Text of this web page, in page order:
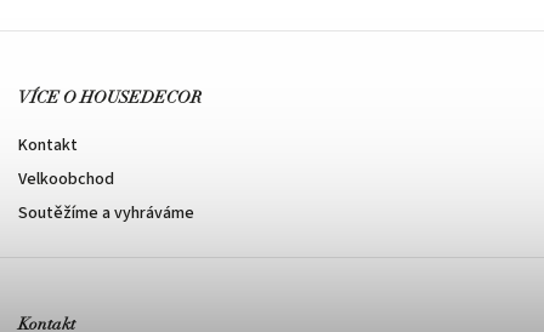
VÍCE O HOUSEDECOR
Kontakt
Velkoobchod
Soutěžíme a vyhráváme
Kontakt